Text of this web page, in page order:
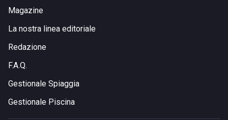
Magazine
La nostra linea editoriale
Redazione
F.A.Q.
Gestionale Spiaggia
Gestionale Piscina